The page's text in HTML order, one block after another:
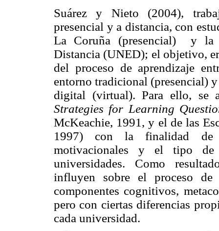
Suárez y Nieto (2004),
presencial y a distancia, con
La Coruña (presencial)
y la
Distancia (UNED); el objetivo,
del proceso de aprendizaje
entorno tradicional (presencial)
digital (virtual). Para ello, se
Strategies for Learning
McKeachie, 1991, y el de las
1997) con la finalidad de
motivacionales y el tipo de
universidades. Como
influyen sobre el proceso de
componentes cognitivos,
pero con ciertas diferencias
cada universidad.